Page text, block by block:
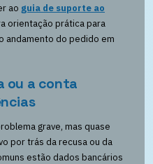
ao guia de suporte ao
orientação prática para
andamento do pedido em
ou a conta
grave, mas quase
por trás da recusa ou da
estão dados bancários